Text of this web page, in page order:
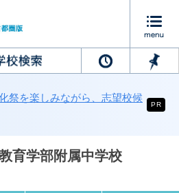
祭を楽しみながら、志望校候
PR
育学部附属中学校